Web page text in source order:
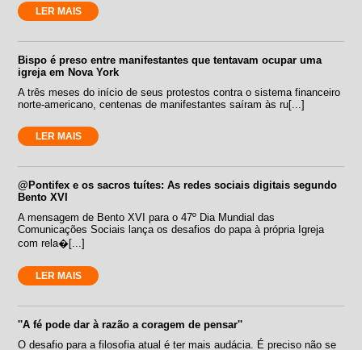
LER MAIS
Bispo é preso entre manifestantes que tentavam ocupar uma
igreja em Nova York
A três meses do início de seus protestos contra o sistema financeiro
norte-americano, centenas de manifestantes saíram às ru[...]
LER MAIS
@Pontifex e os sacros tuítes: As redes sociais digitais segundo
Bento XVI
A mensagem de Bento XVI para o 47º Dia Mundial das
Comunicações Sociais lança os desafios do papa à própria Igreja
com rela�[...]
LER MAIS
''A fé pode dar à razão a coragem de pensar''
O desafio para a filosofia atual é ter mais audácia. É preciso não se